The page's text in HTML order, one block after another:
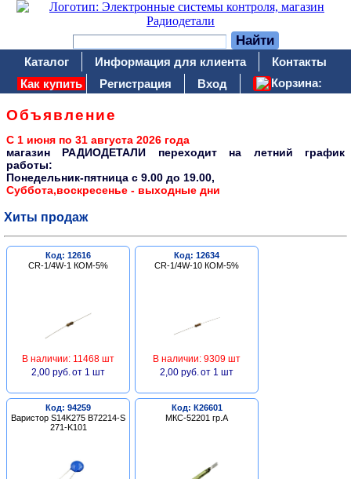
Каталог Информация для клиента
Контакты
Как купить
Регистрация Вход Корзина:
Объявление
С 1 июня по 31 августа 2026 года
магазин РАДИОДЕТАЛИ переходит на летний график
работы:
Понедельник-пятница c 9.00 до 19.00,
Суббота,воскресенье - выходные дни
Хиты продаж
Код: 12616
CR-1/4W-1 КОМ-5%
В наличии: 11468 шт
2,00 руб. от 1 шт
Код: 12634
CR-1/4W-10 КОМ-5%
В наличии: 9309 шт
2,00 руб. от 1 шт
Код: 94259
Варистор S14K275 B72214-S
271-K101
Код: К26601
МКС-52201 гр.А